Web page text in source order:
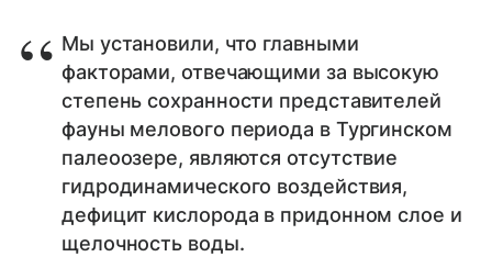
Мы установили, что главными
факторами, отвечающими за высокую
степень сохранности представителей
фауны мелового периода в Тургинском
палеоозере, являются отсутствие
гидродинамического воздействия,
дефицит кислорода в придонном слое и
щелочность воды.